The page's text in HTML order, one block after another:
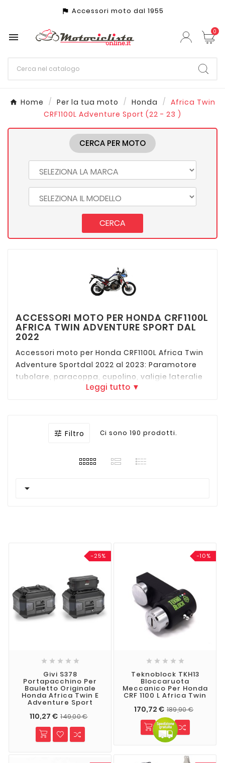
assistant_photo Accessori moto dal 1955
 0
Home Per la tua moto Honda
Africa Twin
CRF1100L Adventure Sport (22 - 23 )
CERCA PER MOTO
CERCA
ACCESSORI MOTO PER HONDA CRF1100L
AFRICA TWIN ADVENTURE SPORT DAL
2022
Accessori moto per Honda CRF1100L Africa Twin
Adventure Sportdal 2022 al 2023: Paramotore
tubolare, paracoppa, cupolino, valigie lateralie
bauletto in alluminio. Qualunque siano le tue
Hepco & Becker, Sw motech, Puig ecc.
Leggi tutto ▼
 Filtro Ci sono 190 prodotti.

-25%
    
Givi S378
Portapacchino Per
Bauletto Originale
Honda Africa Twin E
Adventure Sport
110,27 € 149,00 €
-10%
    
Teknoblock TKH13
Bloccaruota
Meccanico Per Honda
CRF 1100 L Africa Twin
170,72 € 189,90 €